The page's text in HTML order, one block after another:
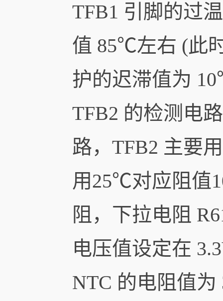
TFB1 引脚的过
值 85℃左右 (此
护的迟滞值为
TFB2 的检测电
路，TFB2 主要
用25℃对应阻值
阻，下拉电阻
电压值设定在
NTC 的电阻值